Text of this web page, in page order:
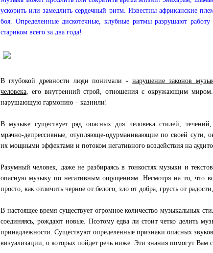
ускорить или замедлить сердечный ритм. Известны африканские
боя. Определенные дискотечные, клубные ритмы разрушают
стариком всего за два года!
В глубокой древности люди понимали -нарушение законов
человека, его внутренний строй, отношения с окружающим
нарушающую гармонию – казнили!
В музыке существует ряд опасных для человека стилей,
мрачно-депрессивные, отупляюще-одурманивающие по своей сути,
их мощными эффектами и потоком негативного воздействия на
Разумный человек, даже не разбираясь в тонкостях музыки и
опасную музыку по негативным ощущениям. Несмотря на то, что
просто, как отличить черное от белого, зло от добра, грусть от
В настоящее время существует огромное количество музыкальных
соединяясь, рождают новые. Поэтому едва ли стоит четко делить
принадлежности. Существуют определенные признаки опасных
визуализации, о которых пойдет речь ниже. Эти знания помогут Вам